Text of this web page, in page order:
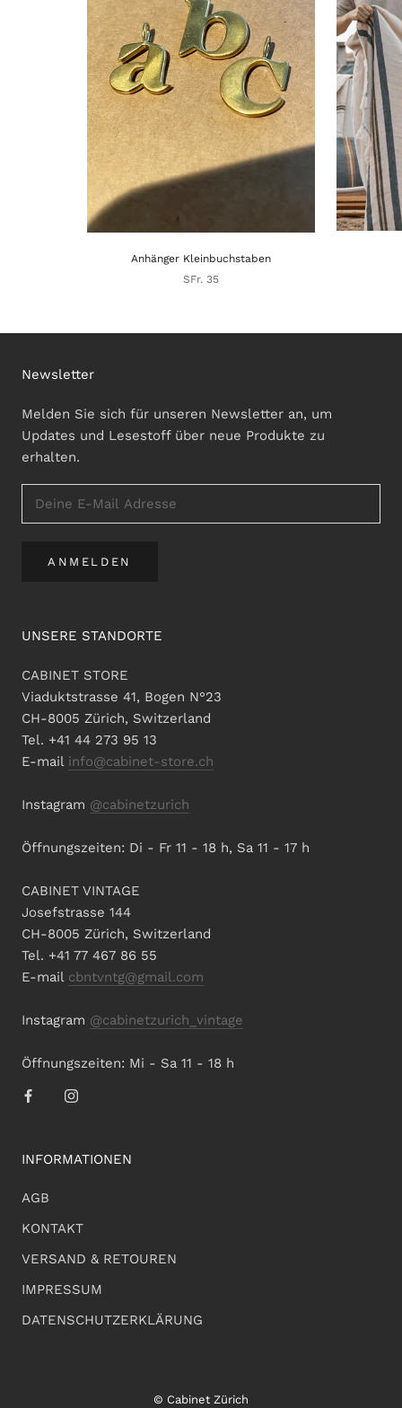
Anhänger Kleinbuchstaben
SFr. 35
Newsletter
Melden Sie sich für unseren Newsletter an, um
Updates und Lesestoff über neue Produkte zu
erhalten.
ANMELDEN
UNSERE STANDORTE
CABINET STORE
Viaduktstrasse 41, Bogen N°23
CH-8005 Zürich, Switzerland
Tel. +41 44 273 95 13
E-mail info@cabinet-store.ch
Instagram @cabinetzurich
Öffnungszeiten: Di - Fr 11 - 18 h, Sa 11 - 17 h
CABINET VINTAGE
Josefstrasse 144
CH-8005 Zürich, Switzerland
Tel. +41 77 467 86 55
E-mail cbntvntg@gmail.com
Instagram @cabinetzurich_vintage
Öffnungszeiten: Mi - Sa 11 - 18 h
INFORMATIONEN
AGB
KONTAKT
VERSAND & RETOUREN
IMPRESSUM
DATENSCHUTZERKLÄRUNG
© Cabinet Zürich